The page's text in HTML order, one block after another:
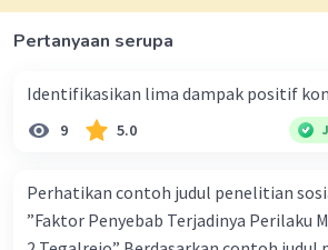
Pertanyaan serupa
Identifikasikan lima dampak positif
9 5.0
Perhatikan contoh judul penelitian
”Faktor Penyebab Terjadinya Perilaku